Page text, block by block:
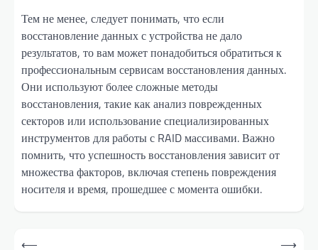
Тем не менее, следует понимать, что если
восстановление данных с устройства не дало
результатов, то вам может понадобиться обратиться к
профессиональным сервисам восстановления данных.
Они используют более сложные методы
восстановления, такие как анализ поврежденных
секторов или использование специализированных
инструментов для работы с RAID массивами. Важно
помнить, что успешность восстановления зависит от
множества факторов, включая степень повреждения
носителя и время, прошедшее с момента ошибки.
Навигация
⟵
⟶